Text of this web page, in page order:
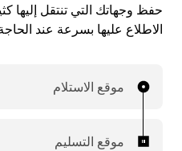
حفظ وجهاتك التي تنتقل إليها
الاطلاع عليها بسرعة عند
موقع الاستلام
موقع التسليم